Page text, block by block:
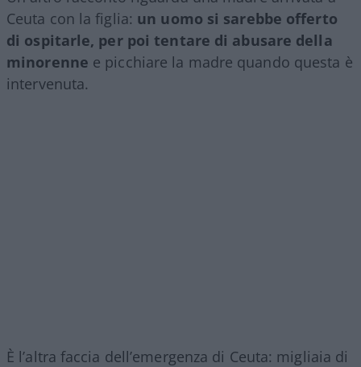
Ceuta con la figlia: un uomo si sarebbe offerto
di ospitarle, per poi tentare di abusare della
minorenne e picchiare la madre quando questa è
intervenuta.
È l’altra faccia dell’emergenza di Ceuta: migliaia di